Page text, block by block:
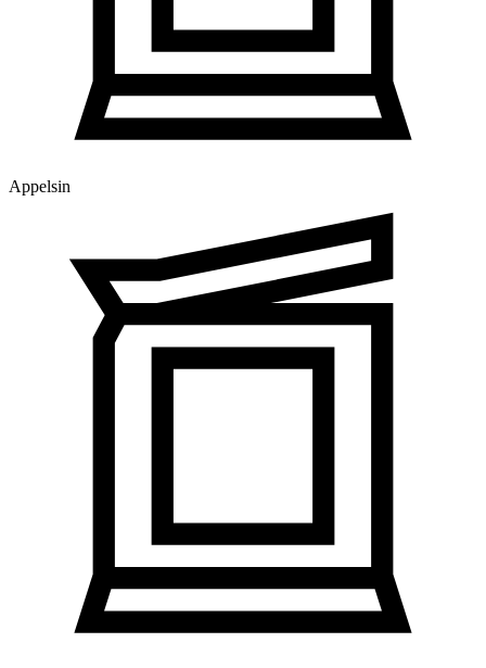
Appelsin